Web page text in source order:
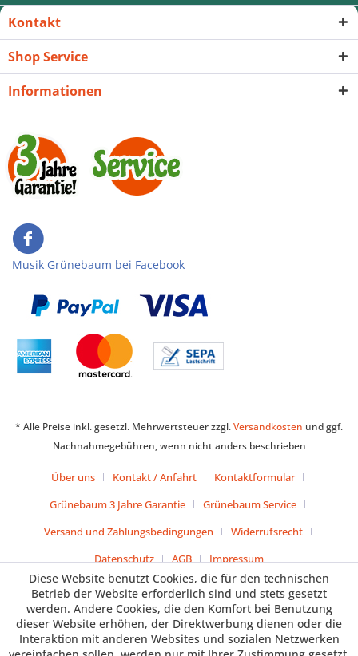
Kontakt
Shop Service
Informationen
Musik Grünebaum bei Facebook
* Alle Preise inkl. gesetzl. Mehrwertsteuer zzgl.Versandkosten und ggf.
Nachnahmegebühren, wenn nicht anders beschrieben
Über uns Kontakt / Anfahrt
Kontaktformular
Grünebaum 3 Jahre Garantie
Grünebaum Service
Versand und Zahlungsbedingungen
Widerrufsrecht
Datenschutz
AGB Impressum
Diese Website benutzt Cookies, die für den technischen
Betrieb der Website erforderlich sind und stets gesetzt
werden. Andere Cookies, die den Komfort bei Benutzung
dieser Website erhöhen, der Direktwerbung dienen oder die
Interaktion mit anderen Websites und sozialen Netzwerken